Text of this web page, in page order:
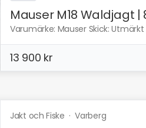
Mauser M18 Waldjagt |
Varumärke: Mauser Skick:
13 900 kr
Jakt och Fiske ·Varberg